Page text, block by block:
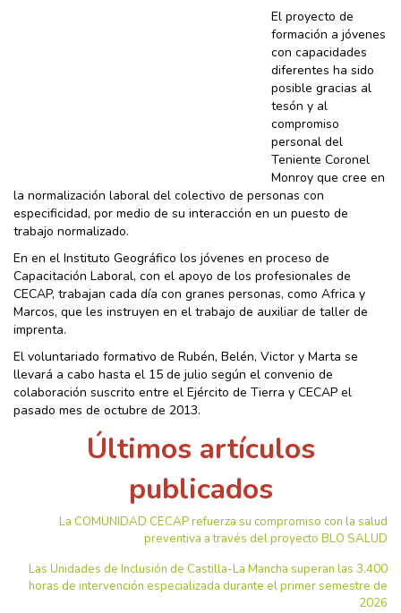
El proyecto de
formación a jóvenes
con capacidades
diferentes ha sido
posible gracias al
tesón y al
compromiso
personal del
Teniente Coronel
Monroy que cree en
la normalización laboral del colectivo de personas con
especificidad, por medio de su interacción en un puesto de
trabajo normalizado.
En en el Instituto Geográfico los jóvenes en proceso de
Capacitación Laboral, con el apoyo de los profesionales de
CECAP, trabajan cada día con granes personas, como Africa y
Marcos, que les instruyen en el trabajo de auxiliar de taller de
imprenta.
El voluntariado formativo de Rubén, Belén, Victor y Marta se
llevará a cabo hasta el 15 de julio según el convenio de
colaboración suscrito entre el Ejército de Tierra y CECAP el
pasado mes de octubre de 2013.
Últimos artículos
publicados
La COMUNIDAD CECAP refuerza su compromiso con la salud
preventiva a través del proyecto BLO SALUD
Las Unidades de Inclusión de Castilla-La Mancha superan las 3.400
horas de intervención especializada durante el primer semestre de
2026